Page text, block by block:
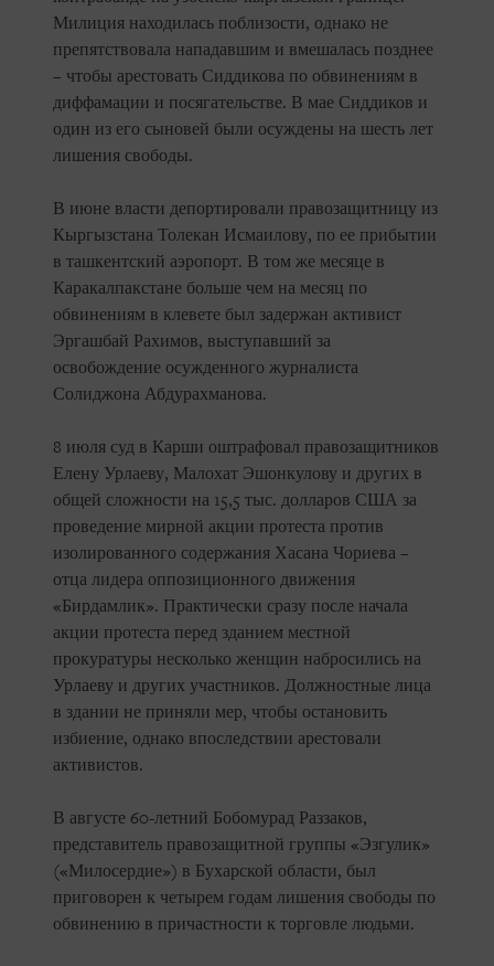
Милиция находилась поблизости, однако не
препятствовала нападавшим и вмешалась позднее
– чтобы арестовать Сиддикова по обвинениям в
диффамации и посягательстве. В мае Сиддиков и
один из его сыновей были осуждены на шесть лет
лишения свободы.
В июне власти депортировали правозащитницу из
Кыргызстана Толекан Исмаилову, по ее прибытии
в ташкентский аэропорт. В том же месяце в
Каракалпакстане больше чем на месяц по
обвинениям в клевете был задержан активист
Эргашбай Рахимов, выступавший за
освобождение осужденного журналиста
Солиджона Абдурахманова.
8 июля суд в Карши оштрафовал правозащитников
Елену Урлаеву, Малохат Эшонкулову и других в
общей сложности на 15,5 тыс. долларов США за
проведение мирной акции протеста против
изолированного содержания Хасана Чориева –
отца лидера оппозиционного движения
«Бирдамлик». Практически сразу после начала
акции протеста перед зданием местной
прокуратуры несколько женщин набросились на
Урлаеву и других участников. Должностные лица
в здании не приняли мер, чтобы остановить
избиение, однако впоследствии арестовали
активистов.
В августе 60-летний Бобомурад Раззаков,
представитель правозащитной группы «Эзгулик»
(«Милосердие») в Бухарской области, был
приговорен к четырем годам лишения свободы по
обвинению в причастности к торговле людьми.